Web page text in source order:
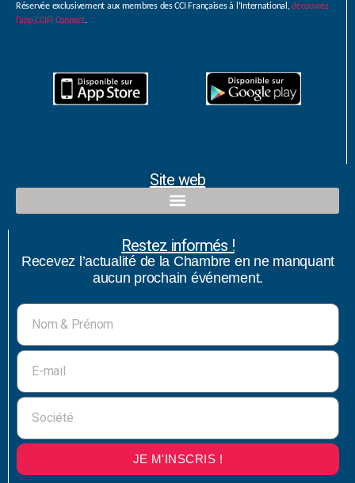
Réservée exclusivement aux membres des CCI Françaises à l’International,découvrez
l’app CCIFI Connect.
Site web
Restez informés !
Recevez l’actualité de la Chambre en ne manquant
aucun prochain événement.
JE M'INSCRIS !